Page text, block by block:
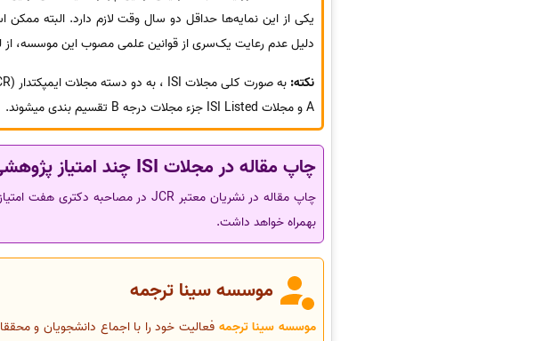
یکی از این نمایه‌ها حداقل دو سال وقت لازم دارد. البته
دلیل عدم رعایت یک‌سری از قوانین علمی مصوب این موسسه، از
نکته:
A و مجلات ISI Listed جزء مجلات درجه B تقسیم بندی میشوند.
چاپ مقاله در مجلات ISI چند امتیاز پژوهشی دارد؟
بهمراه خواهد داشت.
موسسه سینا ترجمه
موسسه سینا ترجمه